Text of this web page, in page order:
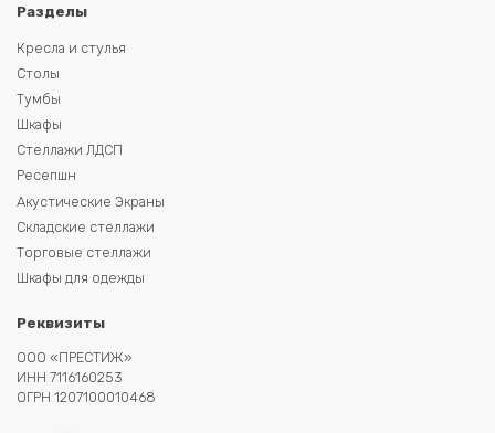
Разделы
Кресла и стулья
Столы
Тумбы
Шкафы
Стеллажи ЛДСП
Ресепшн
Акустические Экраны
Складские стеллажи
Торговые стеллажи
Шкафы для одежды
Реквизиты
ООО «ПРЕСТИЖ»
ИНН 7116160253
ОГРН 1207100010468